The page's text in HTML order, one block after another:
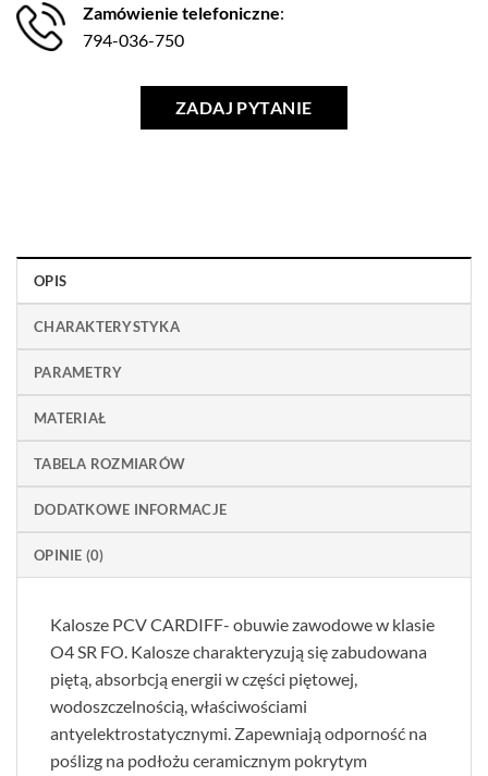
Zamówienie telefoniczne:
794-036-750
ZADAJ PYTANIE
OPIS
CHARAKTERYSTYKA
PARAMETRY
MATERIAŁ
TABELA ROZMIARÓW
DODATKOWE INFORMACJE
OPINIE (0)
Kalosze PCV CARDIFF- obuwie zawodowe w klasie
O4 SR FO. Kalosze charakteryzują się zabudowana
piętą, absorbcją energii w części piętowej,
wodoszczelnością, właściwościami
antyelektrostatycznymi. Zapewniają odporność na
poślizg na podłożu ceramicznym pokrytym